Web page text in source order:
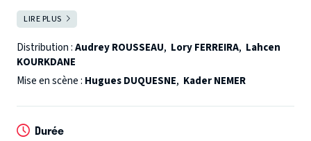
Carlo est décidé : il va annoncer à son meilleur ami Farid
qu'il est en couple avec sa sœur Aicha depuis 2 ans et qu'ils
veulent se marier. L'arrivée surprise de la flamboyante
Rachel va pimenter le tout... Cette comédie al dente
à la sauce algérienne est un hymne à l'amour et à la mixité.
LIRE PLUS
Distribution :Audrey ROUSSEAU, Lory FERREIRA, Lahcen
KOURKDANE
Mise en scène : Hugues DUQUESNE, Kader NEMER
Durée